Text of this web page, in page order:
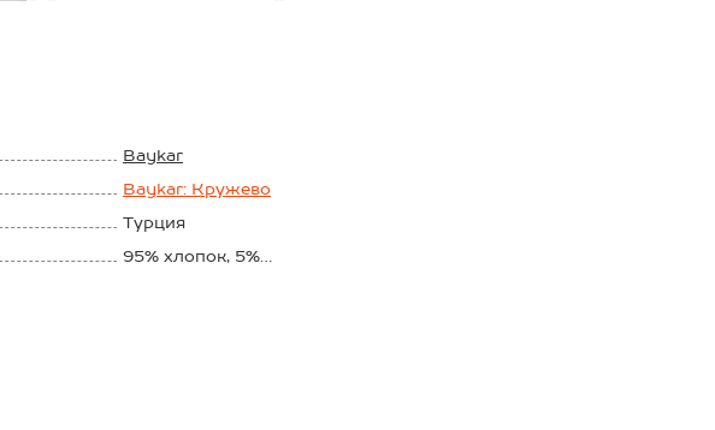
Baykar
Baykar: Кружево
Турция
95% хлопок, 5%